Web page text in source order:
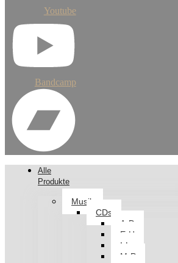
Youtube
Bandcamp
Alle
Produkte
Musik
CDs
A-D
E-H
I-L
M-P